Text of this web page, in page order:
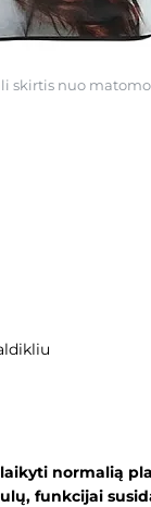
skirtis nuo
normalią
funkcijai